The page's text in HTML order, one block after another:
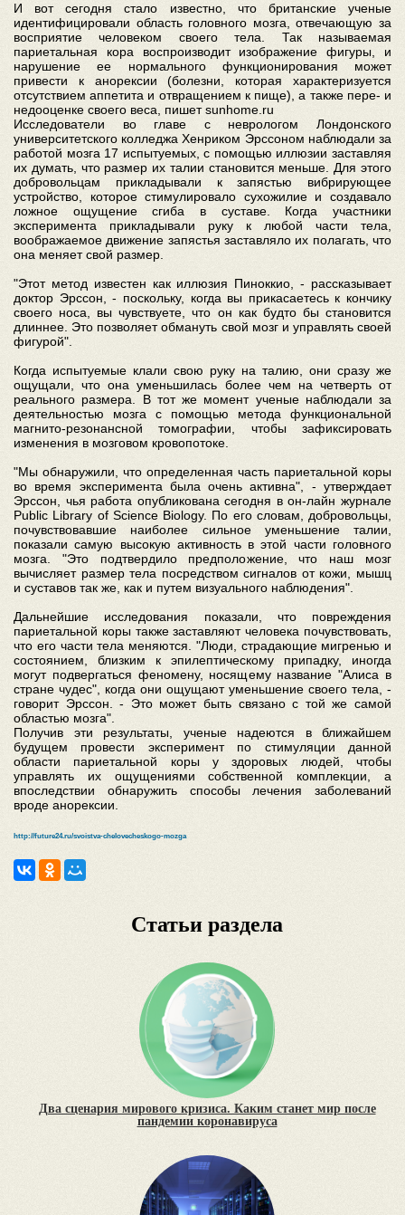
И вот сегодня стало известно, что британские ученые
идентифицировали область головного мозга, отвечающую за
восприятие человеком своего тела. Так называемая
париетальная кора воспроизводит изображение фигуры, и
нарушение ее нормального функционирования может
привести к анорексии (болезни, которая характеризуется
отсутствием аппетита и отвращением к пище), а также пере- и
недооценке своего веса, пишет sunhome.ru
Исследователи во главе с неврологом Лондонского
университетского колледжа Хенриком Эрссоном наблюдали за
работой мозга 17 испытуемых, с помощью иллюзии заставляя
их думать, что размер их талии становится меньше. Для этого
добровольцам прикладывали к запястью вибрирующее
устройство, которое стимулировало сухожилие и создавало
ложное ощущение сгиба в суставе. Когда участники
эксперимента прикладывали руку к любой части тела,
воображаемое движение запястья заставляло их полагать, что
она меняет свой размер.
"Этот метод известен как иллюзия Пиноккио, - рассказывает
доктор Эрссон, - поскольку, когда вы прикасаетесь к кончику
своего носа, вы чувствуете, что он как будто бы становится
длиннее. Это позволяет обмануть свой мозг и управлять своей
фигурой".
Когда испытуемые клали свою руку на талию, они сразу же
ощущали, что она уменьшилась более чем на четверть от
реального размера. В тот же момент ученые наблюдали за
деятельностью мозга с помощью метода функциональной
магнито-резонансной томографии, чтобы зафиксировать
изменения в мозговом кровопотоке.
"Мы обнаружили, что определенная часть париетальной коры
во время эксперимента была очень активна", - утверждает
Эрссон, чья работа опубликована сегодня в он-лайн журнале
Public Library of Science Biology. По его словам, добровольцы,
почувствовавшие наиболее сильное уменьшение талии,
показали самую высокую активность в этой части головного
мозга. "Это подтвердило предположение, что наш мозг
вычисляет размер тела посредством сигналов от кожи, мышц
и суставов так же, как и путем визуального наблюдения".
Дальнейшие исследования показали, что повреждения
париетальной коры также заставляют человека почувствовать,
что его части тела меняются. "Люди, страдающие мигренью и
состоянием, близким к эпилептическому припадку, иногда
могут подвергаться феномену, носящему название "Алиса в
стране чудес", когда они ощущают уменьшение своего тела, -
говорит Эрссон. - Это может быть связано с той же самой
областью мозга".
Получив эти результаты, ученые надеются в ближайшем
будущем провести эксперимент по стимуляции данной
области париетальной коры у здоровых людей, чтобы
управлять их ощущениями собственной комплекции, а
впоследствии обнаружить способы лечения заболеваний
вроде анорексии.
http://future24.ru/svoistva-chelovecheskogo-mozga
Статьи раздела
Два сценария мирового кризиса. Каким станет мир после
пандемии коронавируса